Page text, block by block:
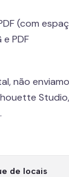
(com
e PDF
não
de locais